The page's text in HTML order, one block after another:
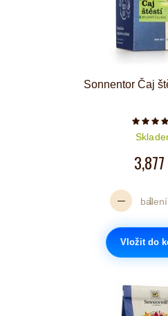
Sonnentor Čaj
balení
Vložit do